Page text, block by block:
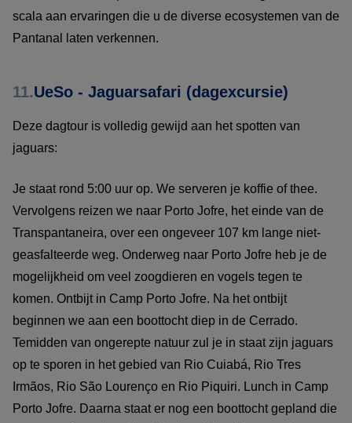
scala aan ervaringen die u de diverse ecosystemen van de
Pantanal laten verkennen.
11.UeSo - Jaguarsafari (dagexcursie)
Deze dagtour is volledig gewijd aan het spotten van
jaguars:
Je staat rond 5:00 uur op. We serveren je koffie of thee.
Vervolgens reizen we naar Porto Jofre, het einde van de
Transpantaneira, over een ongeveer 107 km lange niet-
geasfalteerde weg. Onderweg naar Porto Jofre heb je de
mogelijkheid om veel zoogdieren en vogels tegen te
komen. Ontbijt in Camp Porto Jofre. Na het ontbijt
beginnen we aan een boottocht diep in de Cerrado.
Temidden van ongerepte natuur zul je in staat zijn jaguars
op te sporen in het gebied van Rio Cuiabá, Rio Tres
Irmãos, Rio São Lourenço en Rio Piquiri. Lunch in Camp
Porto Jofre. Daarna staat er nog een boottocht gepland die